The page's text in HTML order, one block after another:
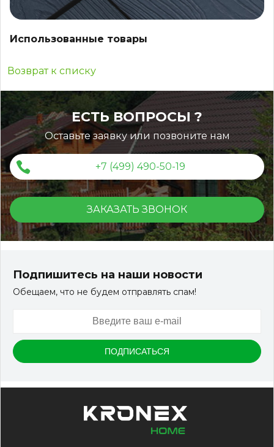
Использованные товары
Возврат к списку
ЕСТЬ ВОПРОСЫ ?
Оставьте заявку или позвоните нам
+7 (499) 490-50-19
ЗАКАЗАТЬ ЗВОНОК
Подпишитесь на наши новости
Обещаем, что не будем отправлять спам!